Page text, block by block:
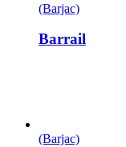
(Barjac)
Barrail
(Barjac)